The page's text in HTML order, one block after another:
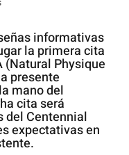
informativas
la primera cita
(Natural Physique
presente
mano del
cita será
del Centennial
expectativas en